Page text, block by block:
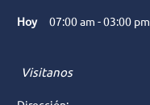
Hoy 07:00 am -03:00 pm
Visitanos